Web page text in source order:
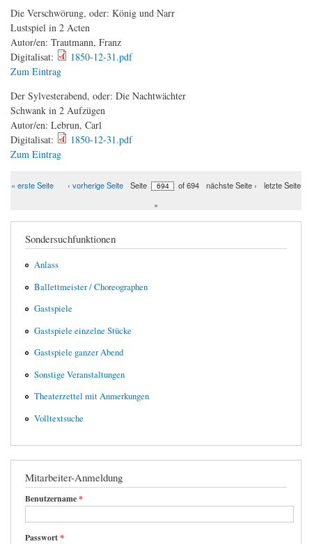
Die Verschwörung, oder: König und Narr
Lustspiel in 2 Acten
Autor/en: Trautmann, Franz
Digitalisat:
1850-12-31.pdf
Zum Eintrag
Der Sylvesterabend, oder: Die Nachtwächter
Schwank in 2 Aufzügen
Autor/en: Lebrun, Carl
Digitalisat:
1850-12-31.pdf
Zum Eintrag
Seiten
« erste Seite ‹ vorherige Seite Seite of 694 nächste Seite ›
letzte Seite
»
Sondersuchfunktionen
Anlass
Ballettmeister / Choreographen
Gastspiele
Gastspiele einzelne Stücke
Gastspiele ganzer Abend
Sonstige Veranstaltungen
Theaterzettel mit Anmerkungen
Volltextsuche
Mitarbeiter-Anmeldung
Benutzername*
Passwort*